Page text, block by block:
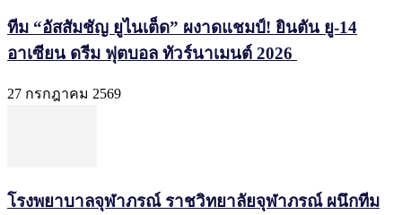
ทีม “อัสสัมชัญ ยูไนเต็ด” ผงาดแชมป์! ยินตัน ยู-14
อาเซียน ดรีม ฟุตบอล ทัวร์นาเมนต์ 2026
27 กรกฎาคม 2569
โรงพยาบาลจุฬาภรณ์ ราชวิทยาลัยจุฬาภรณ์ ผนึกทีม